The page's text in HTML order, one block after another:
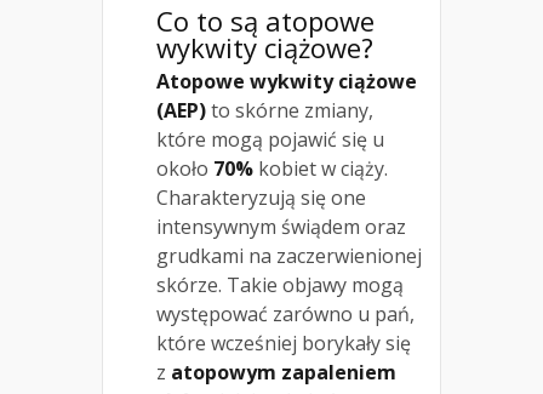
Co to są atopowe
wykwity ciążowe?
Atopowe wykwity ciążowe
(AEP)to skórne zmiany,
które mogą pojawić się u
około 70% kobiet w ciąży.
Charakteryzują się one
intensywnym świądem oraz
grudkami na zaczerwienionej
skórze. Takie objawy mogą
występować zarówno u pań,
które wcześniej borykały się
z atopowym zapaleniem